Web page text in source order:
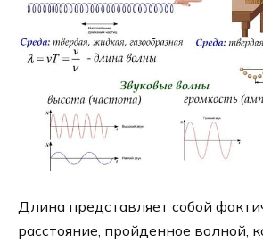
Длина представляет собой
расстояние, пройденное волной,